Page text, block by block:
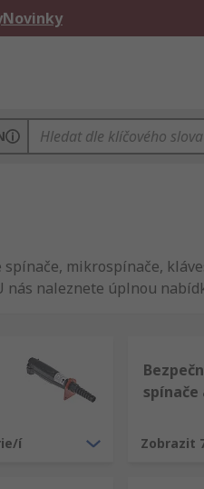
Novinky
mikrospínače,
nás naleznete úplnou
í
spínače
Zobrazit